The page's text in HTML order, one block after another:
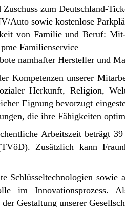
zum Deutschland-
Auto sowie kostenlose
von Familie und Beruf:
Familienservice
namhafter Hersteller und
Kompetenzen unserer
Herkunft, Religion,
Eignung bevorzugt
die ihre Fähigkeiten
Arbeitszeit beträgt
Zusätzlich kann
Schlüsseltechnologien
im
Gestaltung unserer